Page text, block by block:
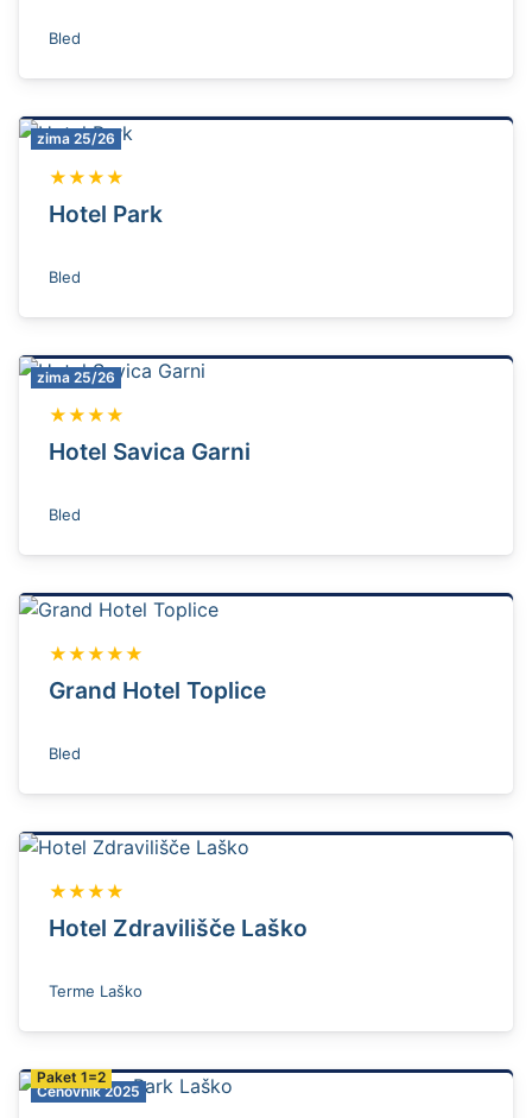
Bled
zima 25/26
★★★★
Hotel Park
Bled
zima 25/26
★★★★
Hotel Savica Garni
Bled
★★★★★
Grand Hotel Toplice
Bled
★★★★
Hotel Zdravilišče Laško
Terme Laško
Cenovnik 2025
Paket 1=2